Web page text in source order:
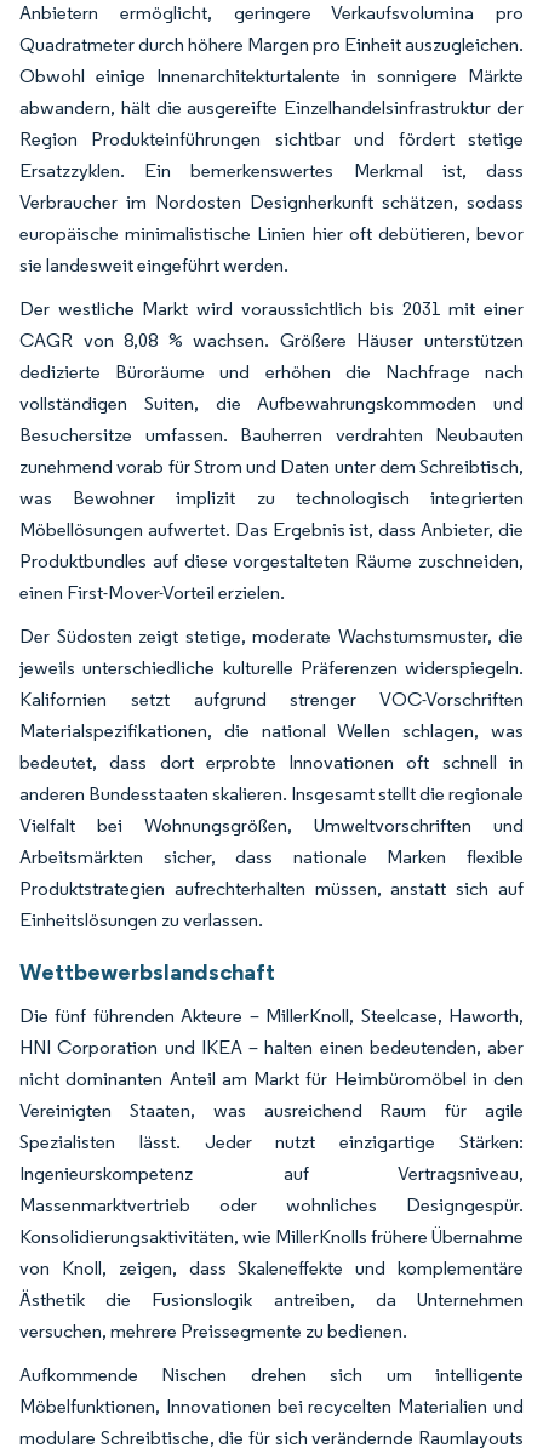
Anbietern ermöglicht, geringere Verkaufsvolumina pro
Quadratmeter durch höhere Margen pro Einheit auszugleichen.
Obwohl einige Innenarchitekturtalente in sonnigere Märkte
abwandern, hält die ausgereifte Einzelhandelsinfrastruktur der
Region Produkteinführungen sichtbar und fördert stetige
Ersatzzyklen. Ein bemerkenswertes Merkmal ist, dass
Verbraucher im Nordosten Designherkunft schätzen, sodass
europäische minimalistische Linien hier oft debütieren, bevor
sie landesweit eingeführt werden.
Der westliche Markt wird voraussichtlich bis 2031 mit einer
CAGR von 8,08 % wachsen. Größere Häuser unterstützen
dedizierte Büroräume und erhöhen die Nachfrage nach
vollständigen Suiten, die Aufbewahrungskommoden und
Besuchersitze umfassen. Bauherren verdrahten Neubauten
zunehmend vorab für Strom und Daten unter dem Schreibtisch,
was Bewohner implizit zu technologisch integrierten
Möbellösungen aufwertet. Das Ergebnis ist, dass Anbieter, die
Produktbundles auf diese vorgestalteten Räume zuschneiden,
einen First-Mover-Vorteil erzielen.
Der Südosten zeigt stetige, moderate Wachstumsmuster, die
jeweils unterschiedliche kulturelle Präferenzen widerspiegeln.
Kalifornien setzt aufgrund strenger VOC-Vorschriften
Materialspezifikationen, die national Wellen schlagen, was
bedeutet, dass dort erprobte Innovationen oft schnell in
anderen Bundesstaaten skalieren. Insgesamt stellt die regionale
Vielfalt bei Wohnungsgrößen, Umweltvorschriften und
Arbeitsmärkten sicher, dass nationale Marken flexible
Produktstrategien aufrechterhalten müssen, anstatt sich auf
Einheitslösungen zu verlassen.
Wettbewerbslandschaft
Die fünf führenden Akteure – MillerKnoll, Steelcase, Haworth,
HNI Corporation und IKEA – halten einen bedeutenden, aber
nicht dominanten Anteil am Markt für Heimbüromöbel in den
Vereinigten Staaten, was ausreichend Raum für agile
Spezialisten lässt. Jeder nutzt einzigartige Stärken:
Ingenieurskompetenz auf Vertragsniveau,
Massenmarktvertrieb oder wohnliches Designgespür.
Konsolidierungsaktivitäten, wie MillerKnolls frühere Übernahme
von Knoll, zeigen, dass Skaleneffekte und komplementäre
Ästhetik die Fusionslogik antreiben, da Unternehmen
versuchen, mehrere Preissegmente zu bedienen.
Aufkommende Nischen drehen sich um intelligente
Möbelfunktionen, Innovationen bei recycelten Materialien und
modulare Schreibtische, die für sich verändernde Raumlayouts